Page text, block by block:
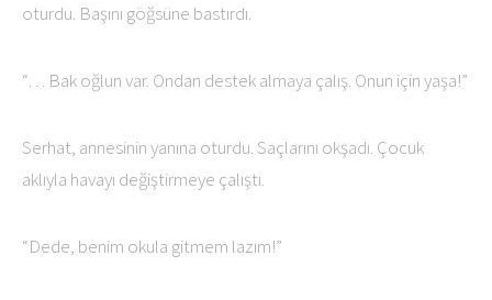
oturdu. Başını göğsüne bastırdı.
“… Bak oğlun var. Ondan destek almaya çalış. Onun için yaşa!”
Serhat, annesinin yanına oturdu. Saçlarını okşadı. Çocuk
aklıyla havayı değiştirmeye çalıştı.
“Dede, benim okula gitmem lazım!”